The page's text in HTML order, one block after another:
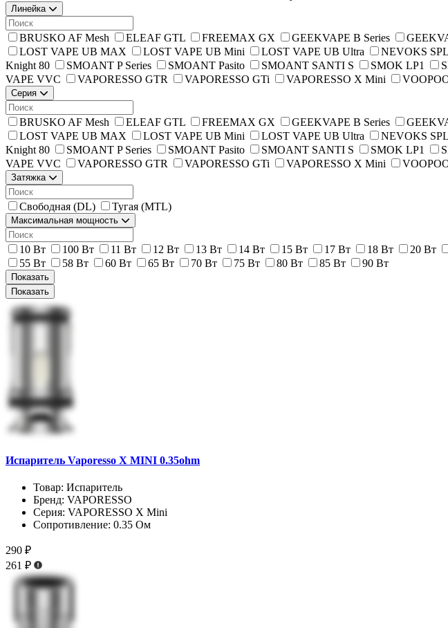
Линейка
BRUSKO AF Mesh ELEAF GTL FREEMAX GX GEEKVAPE B Series
LOST VAPE UB MAX
LOST VAPE UB Mini LOST VAPE UB Ultra NEVOKS
Knight 80
SMOANT P Series SMOANT Pasito SMOANT SANTI S SMOK LP1
VAPE VVC
VAPORESSO GTR VAPORESSO GTi VAPORESSO X Mini
Серия
BRUSKO AF Mesh ELEAF GTL FREEMAX GX GEEKVAPE B Series
LOST VAPE UB MAX
LOST VAPE UB Mini LOST VAPE UB Ultra NEVOKS
Knight 80
SMOANT P Series SMOANT Pasito SMOANT SANTI S SMOK LP1
VAPE VVC
VAPORESSO GTR VAPORESSO GTi VAPORESSO X Mini
Затяжка
Свободная (DL) Тугая (MTL)
Максимальная мощность
10 Вт 100 Вт 11 Вт 12 Вт 13 Вт 14 Вт 15 Вт 17 Вт 18 Вт 20 Вт
55 Вт
58 Вт 60 Вт 65 Вт 70 Вт 75 Вт 80 Вт 85 Вт 90 Вт
Показать
Показать
Испаритель Vaporesso X MINI 0.35ohm
Товар: Испаритель
Бренд: VAPORESSO
Серия: VAPORESSO X Mini
Сопротивление: 0.35 Ом
290 ₽
261 ₽